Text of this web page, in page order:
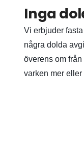
Inga
Vi erbjuder
några dolda
överens om
varken mer eller